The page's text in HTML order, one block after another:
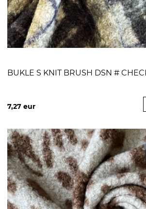
BUKLE S KNIT BRUSH DSN #
7,27 eur